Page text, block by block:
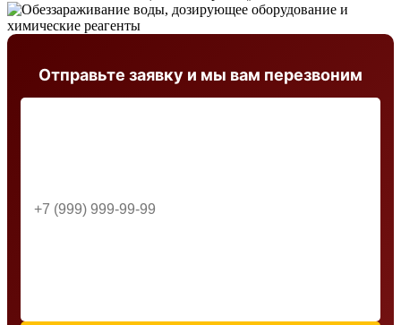
Отправьте заявку и мы вам перезвоним